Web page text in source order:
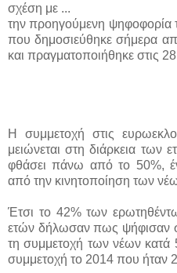
σχέση με ...
την προηγούμενη
που δημοσιεύθηκε σήμερα
και πραγματοποιήθηκε στις
Η συμμετοχή στις
μειώνεται στη διάρκεια των
φθάσει πάνω από το 50%,
από την κινητοποίηση των
Έτσι το 42% των
ετών δήλωσαν πως ψήφισαν
τη συμμετοχή των νέων κατά
συμμετοχή το 2014 που ήταν